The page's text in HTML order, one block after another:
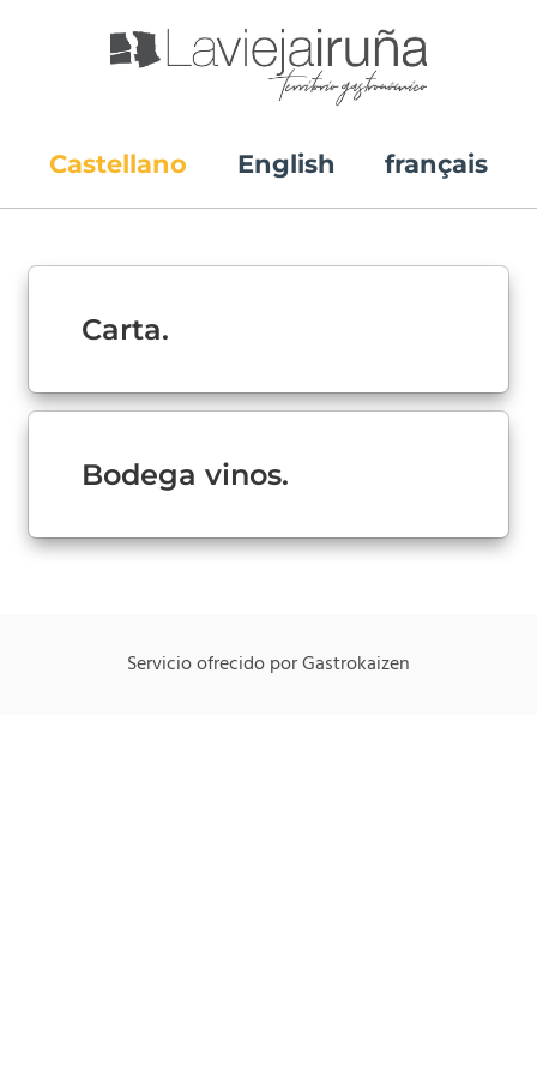
Castellano English français
Carta.
Bodega vinos.
Servicio ofrecido por Gastrokaizen